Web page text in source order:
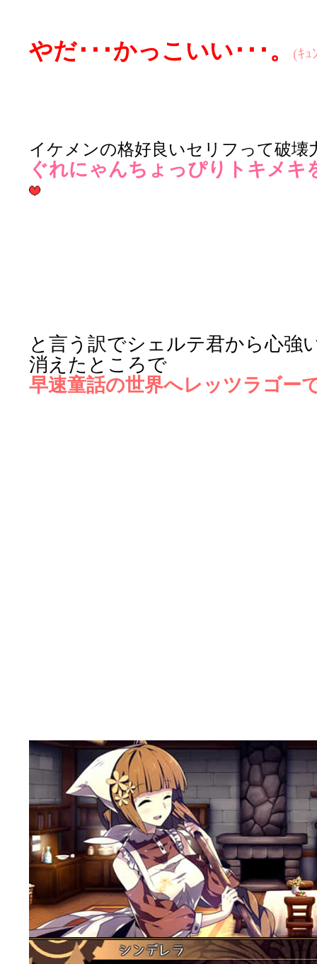
やだ･･･かっこいい･･･。 (ｷｭ
イケメンの格好良いセリフって破壊
ぐれにゃんちょっぴりトキメキ
と言う訳でシェルテ君から心強
消えたところで
早速童話の世界へレッツラゴー